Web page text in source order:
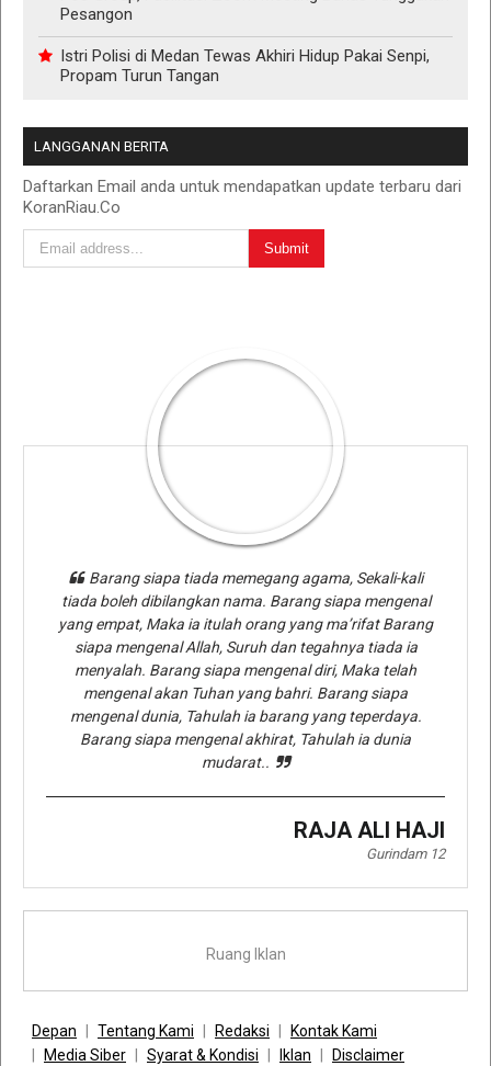
Pesangon
Istri Polisi di Medan Tewas Akhiri Hidup Pakai Senpi,
Propam Turun Tangan
LANGGANAN BERITA
Daftarkan Email anda untuk mendapatkan update terbaru dari
KoranRiau.Co
Barang siapa tiada memegang agama, Sekali-kali
tiada boleh dibilangkan nama. Barang siapa mengenal
yang empat, Maka ia itulah orang yang ma’rifat Barang
siapa mengenal Allah, Suruh dan tegahnya tiada ia
menyalah. Barang siapa mengenal diri, Maka telah
mengenal akan Tuhan yang bahri. Barang siapa
mengenal dunia, Tahulah ia barang yang teperdaya.
Barang siapa mengenal akhirat, Tahulah ia dunia
mudarat..
RAJA ALI HAJI
Gurindam 12
Ruang Iklan
Depan Tentang Kami Redaksi
Kontak Kami
Media Siber
Syarat & Kondisi Iklan Disclaimer